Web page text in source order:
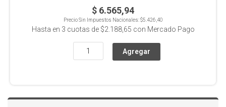
$ 6.565,94
Precio Sin Impuestos Nacionales:$5.426,40
Hasta en 3 cuotas de $2.188,65 con Mercado Pago